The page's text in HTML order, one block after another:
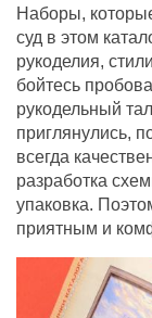
Наборы,
суд в этом
рукоделия,
бойтесь
рукодельный
приглянулись,
всегда
разработка
упаковка.
приятным и